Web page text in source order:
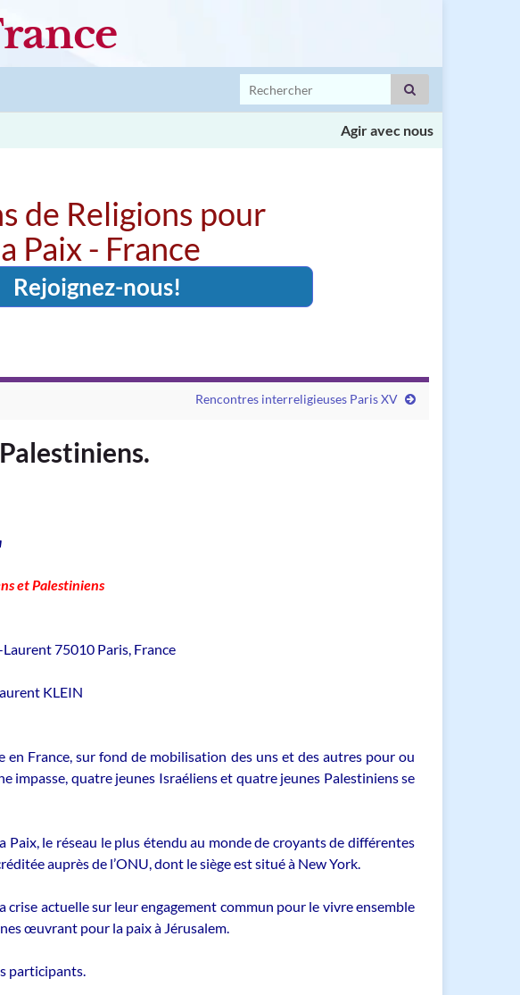
Search for:
Agir avec nous
de Religions pour
Paix - France
Rejoignez-nous!
Rencontres interreligieuses Paris XV
et Palestiniens
Laurent 75010 Paris, France
KLEIN
France, sur fond de mobilisation des uns et des autres pour ou
impasse, quatre jeunes Israéliens et quatre jeunes Palestiniens se
le réseau le plus étendu au monde de croyants de différentes
auprès de l’ONU, dont le siège est situé à New York.
actuelle sur leur engagement commun pour le vivre ensemble
œuvrant pour la paix à Jérusalem.
participants.